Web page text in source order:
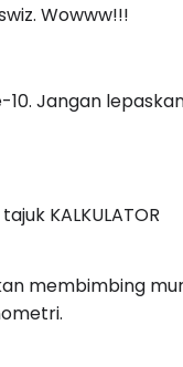
Wowww!!!
Jangan
KALKULATOR
membimbing